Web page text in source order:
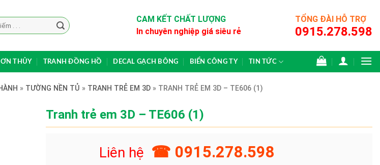
CAM KẾT CHẤT LƯỢNG
In chuyên nghiệp giá siêu rẻ
TỔNG ĐÀI HỖ TRỢ
0915.278.598
THỦY TRANH ĐỒNG HỒ DECAL GẠCH BÔNG BIỂN CÔNG TY TIN TỨC
» TƯỜNG NỀN TỦ » TRANH TRẺ EM 3D» TRANH TRẺ EM 3D – TE606 (1)
Tranh trẻ em 3D – TE606 (1)
Liên hệ ☎ 0915.278.598